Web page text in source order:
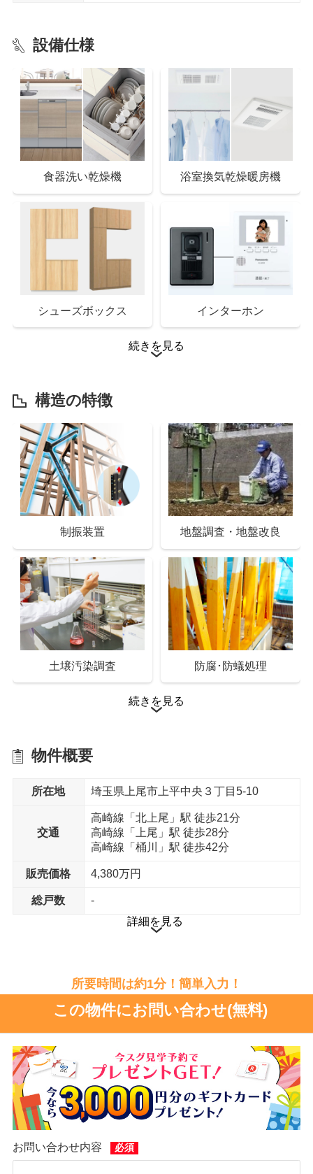
ドラッグストア
総合病院
幹クリニック まで13分
設備仕様
食器洗い乾燥機 浴室換気乾燥暖房機
シューズボックス インターホン
樹脂複合サッシ クリアネット網戸
室内物干し 室外物干し金物
外構設備
続きを見る
構造の特徴
制振装置 地盤調査・地盤改良
土壌汚染調査 防腐･防蟻処理
防腐･防蟻処理 断熱材
続きを見る
物件概要
所在地 埼玉県上尾市上平中央３丁目5-10
交通
高崎線「北上尾」駅 徒歩21分
高崎線「上尾」駅 徒歩28分
高崎線「桶川」駅 徒歩42分
販売価格 4,380万円
総戸数
-
詳細を見る
所要時間は約1分！簡単入力！
この物件にお問い合わせ(無料)
お問い合わせ内容